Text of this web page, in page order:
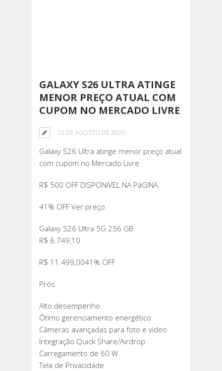
GALAXY S26 ULTRA ATINGE
MENOR PREÇO ATUAL COM
CUPOM NO MERCADO LIVRE
10 DE AGOSTO DE 2026
Galaxy S26 Ultra atinge menor preço atual
com cupom no Mercado Livre
R$ 500 OFF DISPONíVEL NA PáGINA
41% OFF Ver preço
Galaxy S26 Ultra 5G 256 GB
R$ 6.749,10
R$ 11.499,0041% OFF
Prós
Alto desempenho
Ótimo gerenciamento energético
Câmeras avançadas para foto e vídeo
Integração Quick Share/Airdrop
Carregamento de 60 W
Tela de Privacidade